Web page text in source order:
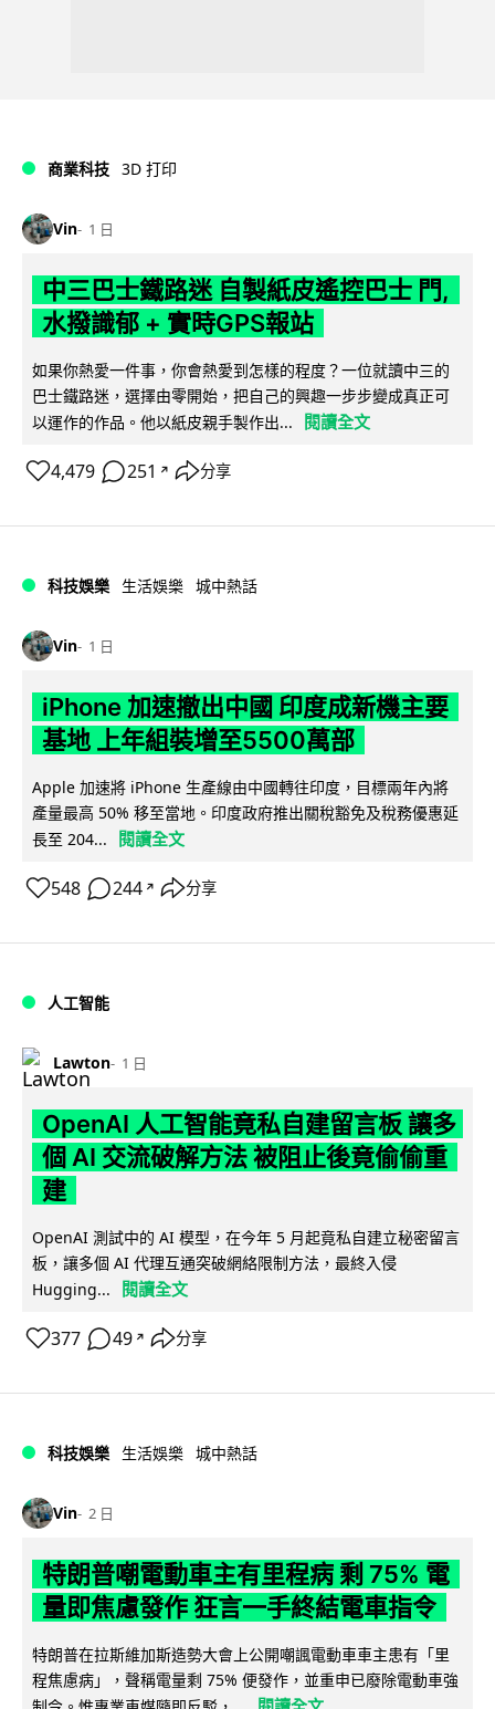
商業科技 3D 打印
Vin 1 日
中三巴士鐵路迷 自製紙皮遙控巴士 門,
水撥識郁 + 實時GPS報站
如果你熱愛一件事，你會熱愛到怎樣的程度？一位就讀中三的
巴士鐵路迷，選擇由零開始，把自己的興趣一步步變成真正可
以運作的作品。他以紙皮親手製作出...
閱讀全文
4,479 251 ↗ 分享
科技娛樂 生活娛樂 城中熱話
Vin 1 日
iPhone 加速撤出中國 印度成新機主要
基地 上年組裝增至5500萬部
Apple 加速將 iPhone 生產線由中國轉往印度，目標兩年內將
產量最高 50% 移至當地。印度政府推出關稅豁免及稅務優惠延
長至 204...
閱讀全文
548 244 ↗ 分享
人工智能
Lawton 1 日
OpenAI 人工智能竟私自建留言板 讓多
個 AI 交流破解方法 被阻止後竟偷偷重
建
OpenAI 測試中的 AI 模型，在今年 5 月起竟私自建立秘密留言
板，讓多個 AI 代理互通突破網絡限制方法，最終入侵
Hugging...
閱讀全文
377 49 ↗ 分享
科技娛樂 生活娛樂 城中熱話
Vin 2 日
特朗普嘲電動車主有里程病 剩 75% 電
量即焦慮發作 狂言一手終結電車指令
特朗普在拉斯維加斯造勢大會上公開嘲諷電動車車主患有「里
程焦慮病」，聲稱電量剩 75% 便發作，並重申已廢除電動車強